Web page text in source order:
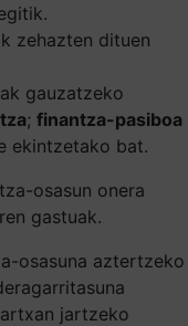
zehazten dituen
gauzatzeko
; finantza-pasiboa
ekintzetako bat.
osasun onera
gastuak.
osasuna aztertzeko
jartzeko